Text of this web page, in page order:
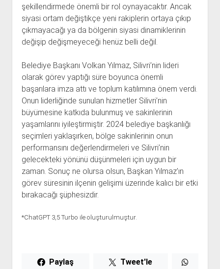
şekillendirmede önemli bir rol oynayacaktır. Ancak
siyasi ortam değiştikçe yeni rakiplerin ortaya çıkıp
çıkmayacağı ya da bölgenin siyasi dinamiklerinin
değişip değişmeyeceği henüz belli değil.
Belediye Başkanı Volkan Yılmaz, Silivri’nin lideri
olarak görev yaptığı süre boyunca önemli
başarılara imza attı ve toplum katılımına önem verdi.
Onun liderliğinde sunulan hizmetler Silivri’nin
büyümesine katkıda bulunmuş ve sakinlerinin
yaşamlarını iyileştirmiştir. 2024 belediye başkanlığı
seçimleri yaklaşırken, bölge sakinlerinin onun
performansını değerlendirmeleri ve Silivri’nin
gelecekteki yönünü düşünmeleri için uygun bir
zaman. Sonuç ne olursa olsun, Başkan Yılmaz’ın
görev süresinin ilçenin gelişimi üzerinde kalıcı bir etki
bırakacağı şüphesizdir.
*ChatGPT 3,5 Turbo ile oluşturulmuştur.
Paylaş Tweet'le